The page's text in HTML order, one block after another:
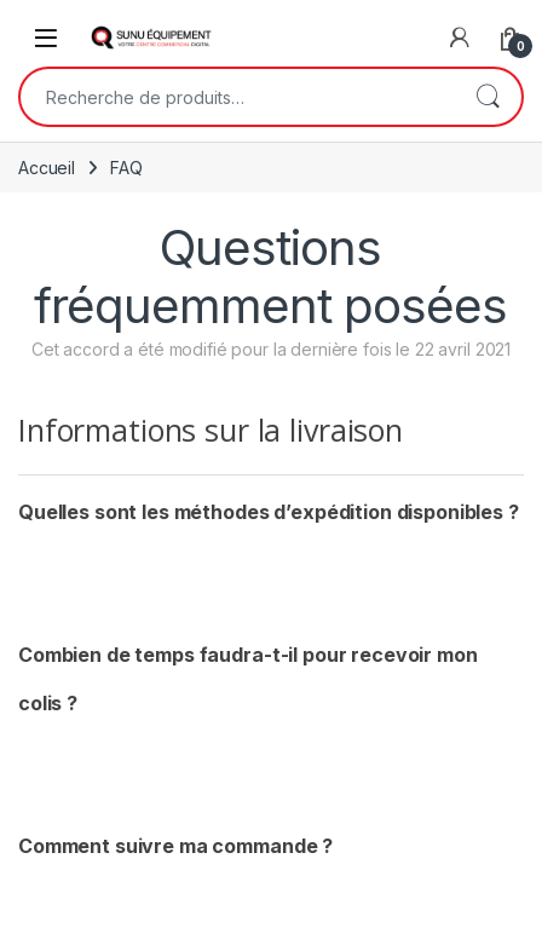
Open 0
Recherche pour :
Accueil FAQ
Questions
fréquemment posées
Cet accord a été modifié pour la dernière fois le 22 avril 2021
Informations sur la livraison
Quelles sont les méthodes d’expédition disponibles ?
Combien de temps faudra-t-il pour recevoir mon
colis ?
Comment suivre ma commande ?